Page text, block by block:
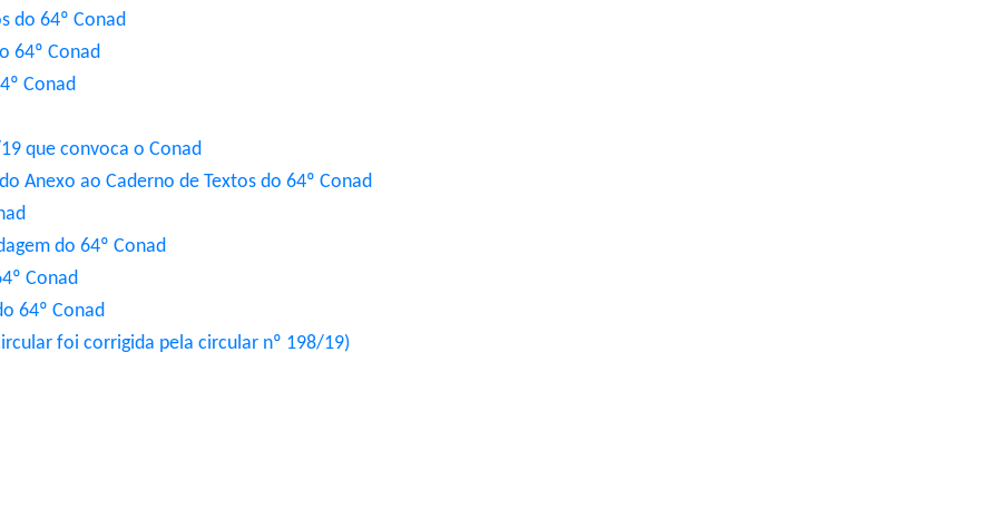
do 64º Conad
64º Conad
Conad
que convoca o Conad
Anexo ao Caderno de Textos do 64º Conad
do 64º Conad
Conad
64º Conad
foi corrigida pela circular nº 198/19)